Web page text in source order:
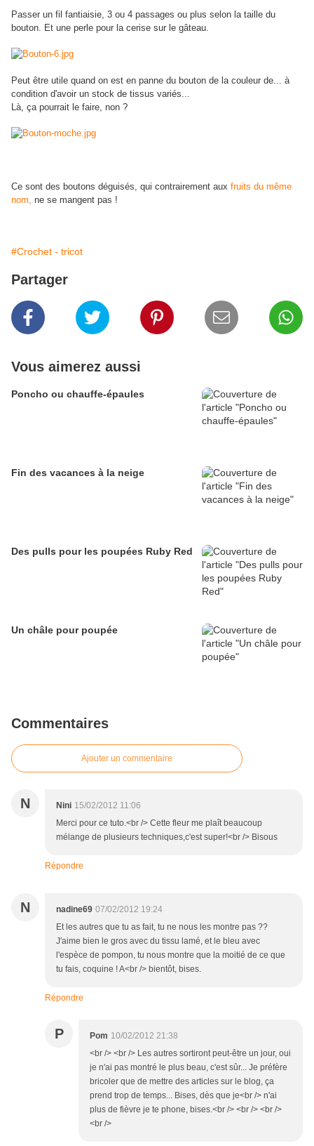
Passer un fil fantiaisie, 3 ou 4 passages ou plus selon la taille du
bouton. Et une perle pour la cerise sur le gâteau.
Peut être utile quand on est en panne du bouton de la couleur de... à
condition d'avoir un stock de tissus variés...
Là, ça pourrait le faire, non ?
Ce sont des boutons déguisés, qui contrairement aux fruits du même
nom, ne se mangent pas !
#Crochet - tricot
Partager
Vous aimerez aussi
Poncho ou chauffe-épaules
Fin des vacances à la neige
Des pulls pour les poupées Ruby Red
Un châle pour poupée
Commentaires
Ajouter un commentaire
N Nini 15/02/2012 11:06
Merci pour ce tuto.<br /> Cette fleur me plaît beaucoup
mélange de plusieurs techniques,c'est super!<br /> Bisous
Répondre
N nadine69 07/02/2012 19:24
Et les autres que tu as fait, tu ne nous les montre pas ??
J'aime bien le gros avec du tissu lamé, et le bleu avec
l'espèce de pompon, tu nous montre que la moitié de ce que
tu fais, coquine ! A<br /> bientôt, bises.
Répondre
P Pom 10/02/2012 21:38
<br /> <br /> Les autres sortiront peut-être un jour, oui
je n'ai pas montré le plus beau, c'est sûr... Je préfère
bricoler que de mettre des articles sur le blog, ça
prend trop de temps... Bises, dès que je<br /> n'ai
plus de fièvre je te phone, bises.<br /> <br /> <br />
<br />